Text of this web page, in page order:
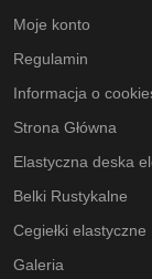
Moje konto
Regulamin
Informacja o
Strona Główna
Elastyczna deska
Belki Rustykalne
Cegiełki elastyczne
Galeria